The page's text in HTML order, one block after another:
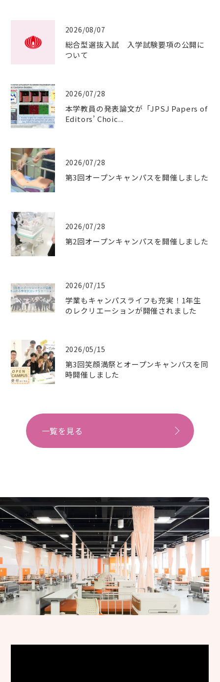
2026/08/07
総合型選抜入試 入学試験要項の公開に
ついて
2026/07/28
本学教員の発表論文が「JPSJ Papers of
Editors’ Choic...
2026/07/28
第3回オープンキャンパスを開催しました
2026/07/28
第2回オープンキャンパスを開催しました
2026/07/15
学業もキャンパスライフも充実！1年生
のレクリエーションが開催されました
2026/05/15
第3回笑顔満祭とオープンキャンパスを同
時開催しました
一覧を見る